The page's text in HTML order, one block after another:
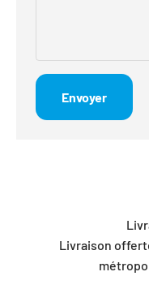
Envoyer
Livraison